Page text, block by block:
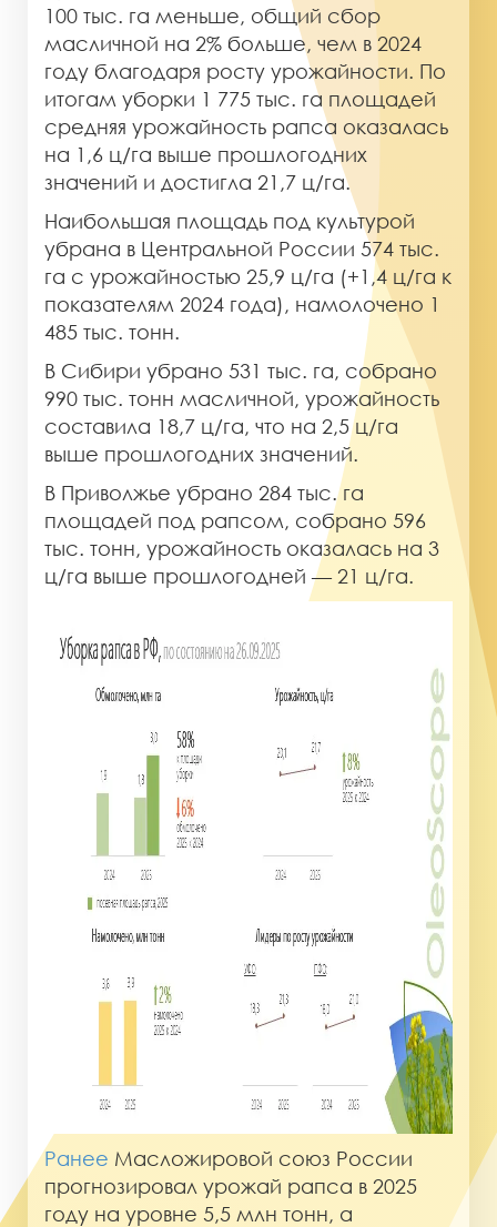
100 тыс. га меньше, общий сбор
масличной на 2% больше, чем в 2024
году благодаря росту урожайности. По
итогам уборки 1 775 тыс. га площадей
средняя урожайность рапса оказалась
на 1,6 ц/га выше прошлогодних
значений и достигла 21,7 ц/га.
Наибольшая площадь под культурой
убрана в Центральной России 574 тыс.
га с урожайностью 25,9 ц/га (+1,4 ц/га к
показателям 2024 года), намолочено 1
485 тыс. тонн.
В Сибири убрано 531 тыс. га, собрано
990 тыс. тонн масличной, урожайность
составила 18,7 ц/га, что на 2,5 ц/га
выше прошлогодних значений.
В Приволжье убрано 284 тыс. га
площадей под рапсом, собрано 596
тыс. тонн, урожайность оказалась на 3
ц/га выше прошлогодней — 21 ц/га.
Ранее Масложировой союз России
прогнозировал урожай рапса в 2025
году на уровне 5,5 млн тонн, а